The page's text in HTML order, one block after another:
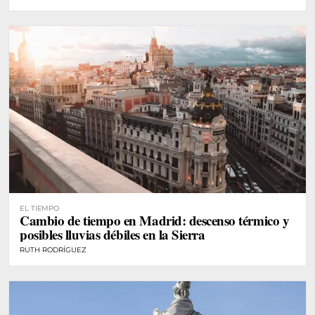
EL TIEMPO
Cambio de tiempo en Madrid: descenso térmico y
posibles lluvias débiles en la Sierra
RUTH RODRÍGUEZ